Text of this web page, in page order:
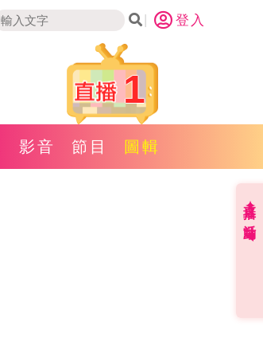
登入
1
影音 節目 圖輯
直播✦活動